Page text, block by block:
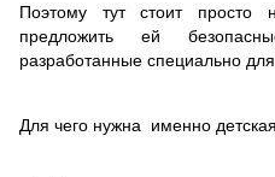
Поэтому тут стоит
предложить ей
разработанные специально
Для чего нужна именно